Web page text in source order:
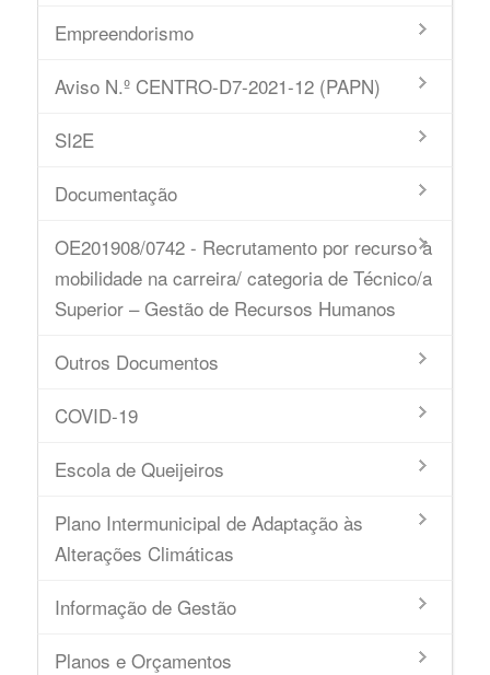
Empreendorismo
Aviso N.º CENTRO-D7-2021-12 (PAPN)
SI2E
Documentação
OE201908/0742 - Recrutamento por recurso à
mobilidade na carreira/ categoria de Técnico/a
Superior – Gestão de Recursos Humanos
Outros Documentos
COVID-19
Escola de Queijeiros
Plano Intermunicipal de Adaptação às
Alterações Climáticas
Informação de Gestão
Planos e Orçamentos